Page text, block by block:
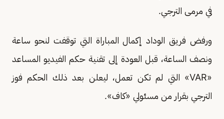
في مرمى الترجي.
ورفض فريق الوداد إكمال المباراة التي توقفت لنحو ساعة
ونصف الساعة، قبل العودة إلى تقنية حكم الفيديو المساعد
«VAR» التي لم تكن تعمل، ليعلن بعد ذلك الحكم فوز
الترجي بقرار من مسئولي «كاف».